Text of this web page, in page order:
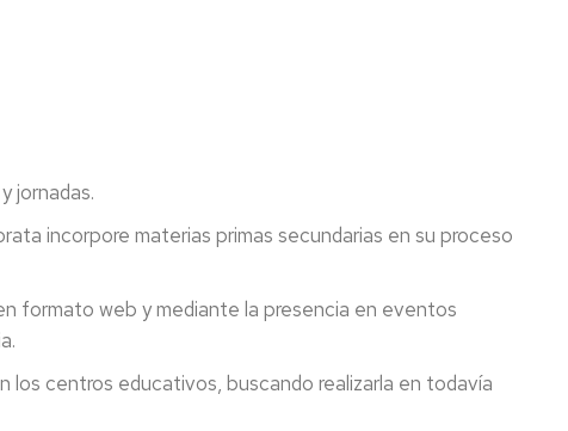
jornadas.
incorpore materias primas secundarias en su proceso
formato web y mediante la presencia en eventos
los centros educativos, buscando realizarla en todavía